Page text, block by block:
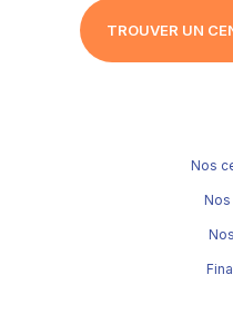
TROUVER UN
Nos